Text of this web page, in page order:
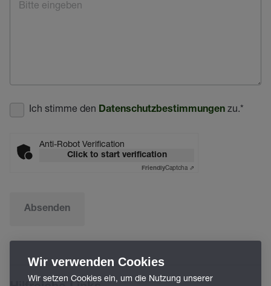
Ich stimme den Datenschutzbestimmungen zu.*
Anti-Robot Verification
Click to start verification
FriendlyCaptcha ⇗
Absenden
Wir verwenden Cookies
Wir setzen Cookies ein, um die Nutzung unserer